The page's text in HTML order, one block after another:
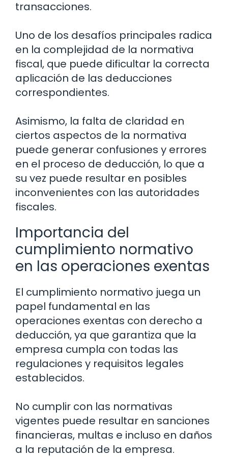
transacciones.
Uno de los desafíos principales radica
en la complejidad de la normativa
fiscal, que puede dificultar la correcta
aplicación de las deducciones
correspondientes.
Asimismo, la falta de claridad en
ciertos aspectos de la normativa
puede generar confusiones y errores
en el proceso de deducción, lo que a
su vez puede resultar en posibles
inconvenientes con las autoridades
fiscales.
Importancia del
cumplimiento normativo
en las operaciones exentas
El cumplimiento normativo juega un
papel fundamental en las
operaciones exentas con derecho a
deducción, ya que garantiza que la
empresa cumpla con todas las
regulaciones y requisitos legales
establecidos.
No cumplir con las normativas
vigentes puede resultar en sanciones
financieras, multas e incluso en daños
a la reputación de la empresa.